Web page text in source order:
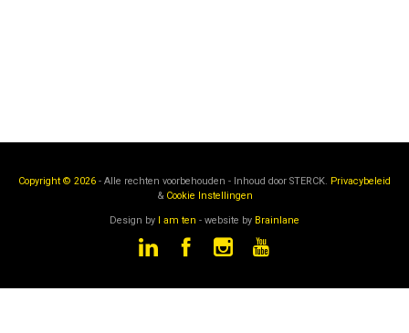
Copyright © 2026 - Alle rechten voorbehouden - Inhoud door STERCK. Privacybeleid
& Cookie Instellingen
Design by I am ten - website by Brainlane